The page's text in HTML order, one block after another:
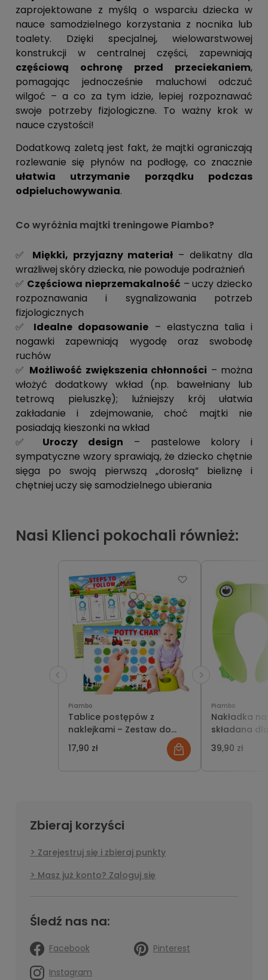
zaprojektowane z myślą o wsparciu dziecka w
nauce samodzielnego korzystania z nocnika lub
toalety. Dzięki specjalnej, wielowarstwowej
konstrukcji w centralnej części, zapewniają
częściową ochronę przed przeciekaniem,
pomagając jednocześnie maluchowi odczuć
wilgoć – a co za tym idzie, lepiej rozpoznawać
swoje potrzeby fizjologiczne. To ważny krok w
nauce czystości!
Dodatkową zaletą jest fakt, że majtki ograniczają
rozlewanie się płynów na podłogę, co znacznie
ułatwia utrzymanie porządku podczas
odpieluchowywania.
Co wyróżnia majtki treningowe Piambo?
✅ Miękki, przyjazny materiał – delikatny dla
wrażliwej skóry dziecka, nie powoduje podrażnień
✅ Częściowa nieprzemakalność – uczy dziecko
rozpoznawania i sygnalizowania potrzeb
fizjologicznych
✅ Idealne dopasowanie – elastyczna talia i
nogawki zapewniają wygodę oraz swobodę
ruchów
✅ Możliwość zwiększenia chłonności – można
włożyć dodatkowy wkład (np. bawełniany lub
tetrową pieluszkę); luźniejszy krój ułatwia
zakładanie i zdejmowanie, choć majtki nie
posiadają kieszonki na wkład
✅ Uroczy design – pastelowe kolory i
sympatyczne wzory sprawiają, że dziecko chętnie
sięga po swoją pierwszą „dorosłą” bieliznę i
chętniej uczy się samodzielnego ubierania
Nasi Klienci pokochali również:
Piambo
Tablice postępów z
naklejkami – Zestaw do
nauki nocnikowania (10
tablic + 280 naklejek)
17,90 zł
Piambo
Nakładka
składana
39,90 zł
Zbieraj korzyści
Zarejestruj się i zbieraj punkty
Masz już konto? Zaloguj się
Śledź nas na:
Facebook
Pinterest
Instagram